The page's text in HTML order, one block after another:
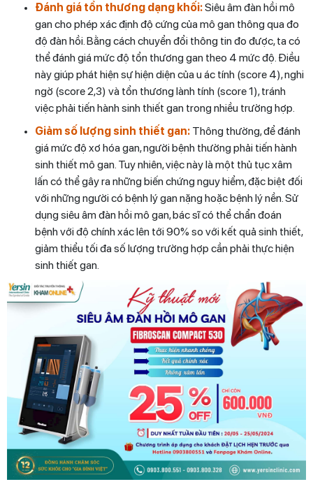
Đánh giá tổn thương dạng khối:Siêu âm đàn hồi mô
gan cho phép xác định độ cứng của mô gan thông qua đo
độ đàn hồi. Bằng cách chuyển đổi thông tin đo được, ta có
thể đánh giá mức độ tổn thương gan theo 4 mức độ. Điều
này giúp phát hiện sự hiện diện của u ác tính (score 4), nghi
ngờ (score 2,3) và tổn thương lành tính (score 1), tránh
việc phải tiến hành sinh thiết gan trong nhiều trường hợp.
Giảm số lượng sinh thiết gan: Thông thường, để đánh
giá mức độ xơ hóa gan, người bệnh thường phải tiến hành
sinh thiết mô gan. Tuy nhiên, việc này là một thủ tục xâm
lấn có thể gây ra những biến chứng nguy hiểm, đặc biệt đối
với những người có bệnh lý gan nặng hoặc bệnh lý nền. Sử
dụng siêu âm đàn hồi mô gan, bác sĩ có thể chẩn đoán
bệnh với độ chính xác lên tới 90% so với kết quả sinh thiết,
giảm thiểu tối đa số lượng trường hợp cần phải thực hiện
sinh thiết gan.